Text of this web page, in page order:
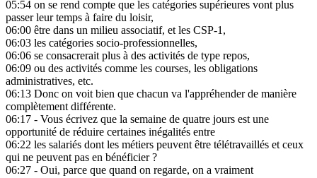
05:54 on se rend compte que les catégories supérieures vont plus
passer leur temps à faire du loisir,
06:00 être dans un milieu associatif, et les CSP-1,
06:03 les catégories socio-professionnelles,
06:06 se consacrerait plus à des activités de type repos,
06:09 ou des activités comme les courses, les obligations
administratives, etc.
06:13 Donc on voit bien que chacun va l'appréhender de manière
complètement différente.
06:17 - Vous écrivez que la semaine de quatre jours est une
opportunité de réduire certaines inégalités entre
06:22 les salariés dont les métiers peuvent être télétravaillés et ceux
qui ne peuvent pas en bénéficier ?
06:27 - Oui, parce que quand on regarde, on a vraiment